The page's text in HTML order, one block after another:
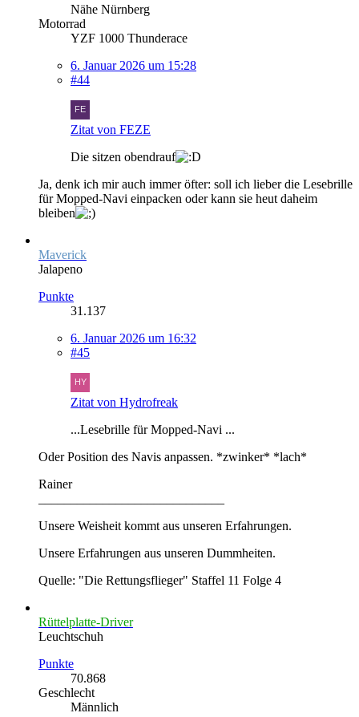
Nähe Nürnberg
Motorrad
YZF 1000 Thunderace
6. Januar 2026 um 15:28
#44
Zitat von FEZE
Die sitzen obendrauf
Ja, denk ich mir auch immer öfter: soll ich lieber die Lesebrille
für Mopped-Navi einpacken oder kann sie heut daheim
bleiben
Maverick
Jalapeno
Punkte
31.137
6. Januar 2026 um 16:32
#45
Zitat von Hydrofreak
...Lesebrille für Mopped-Navi ...
Oder Position des Navis anpassen. *zwinker* *lach*
Rainer
Unsere Weisheit kommt aus unseren Erfahrungen.
Unsere Erfahrungen aus unseren Dummheiten.
Quelle: "Die Rettungsflieger" Staffel 11 Folge 4
Rüttelplatte-Driver
Leuchtschuh
Punkte
70.868
Geschlecht
Männlich